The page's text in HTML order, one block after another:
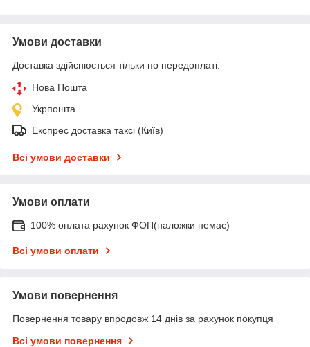
Умови доставки
Доставка здійснюється тільки по передоплаті.
Нова Пошта
Укрпошта
Експрес доставка таксі (Київ)
Всі умови доставки
Умови оплати
100% оплата рахунок ФОП(наложки немає)
Всі умови оплати
Умови повернення
Повернення товару впродовж 14 днів за рахунок покупця
Всі умови повернення